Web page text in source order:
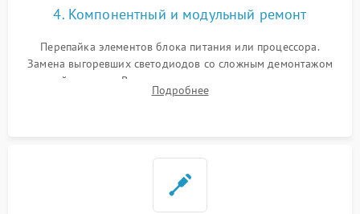
4. Компонентный и модульный ремонт
Перепайка элементов блока питания или процессора.
Замена выгоревших светодиодов со сложным демонтажом
хрупкой матрицы. Восстановление поврежденных дорожек,
прошивка микросхем памяти EEPROM
Подробнее